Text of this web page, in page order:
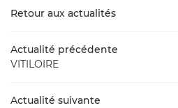
Accueil
Retour aux actualités
Actualité précédente
VITILOIRE
Actualité suivante